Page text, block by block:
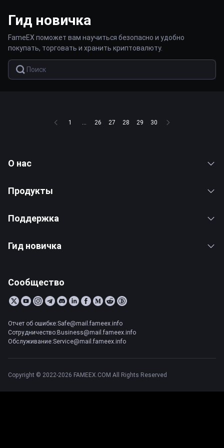
Гид новичка
FameEX поможет вам научиться безопасно и удобно
покупать, торговать и хранить криптовалюту.
1 ... 26 27 28 29 30
О нас
Продукты
Поддержка
Гид новичка
Сообщество
Отчет об ошибке:Safe@mail.fameex.info
Сотрудничество:Business@mail.fameex.info
Обслуживание:Service@mail.fameex.info
Copyright © 2022-2026 FAMEEX.COM All Rights Reserved